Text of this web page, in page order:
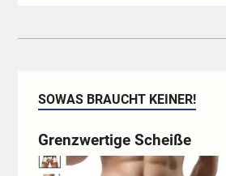
SOWAS BRAUCHT KEINER!
Grenzwertige Scheiße